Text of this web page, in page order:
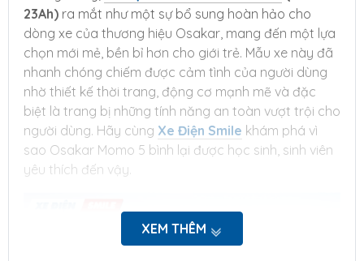
23Ah) ra mắt như một sự bổ sung hoàn hảo cho
dòng xe của thương hiệu Osakar, mang đến một lựa
chọn mới mẻ, bền bỉ hơn cho giới trẻ. Mẫu xe này đã
nhanh chóng chiếm được cảm tình của người dùng
nhờ thiết kế thời trang, động cơ mạnh mẽ và đặc
biệt là trang bị những tính năng an toàn vượt trội cho
người dùng. Hãy cùng Xe Điện Smile khám phá vì
sao Osakar Momo 5 bình lại được học sinh, sinh viên
yêu thích đến vậy.
XEM THÊM